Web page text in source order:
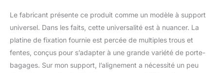
l'emballage] - La boîte
matériel à monter dans
un porte-bagages. Il est
très pratique avec une
poignée pour le sortir ou
Le fabricant présente ce produit comme un modèle à support
universel. Dans les faits, cette universalité est à nuancer. La
platine de fixation fournie est percée de multiples trous et
fentes, conçus pour s’adapter à une grande variété de porte-
bagages. Sur mon support, l’alignement a nécessité un peu